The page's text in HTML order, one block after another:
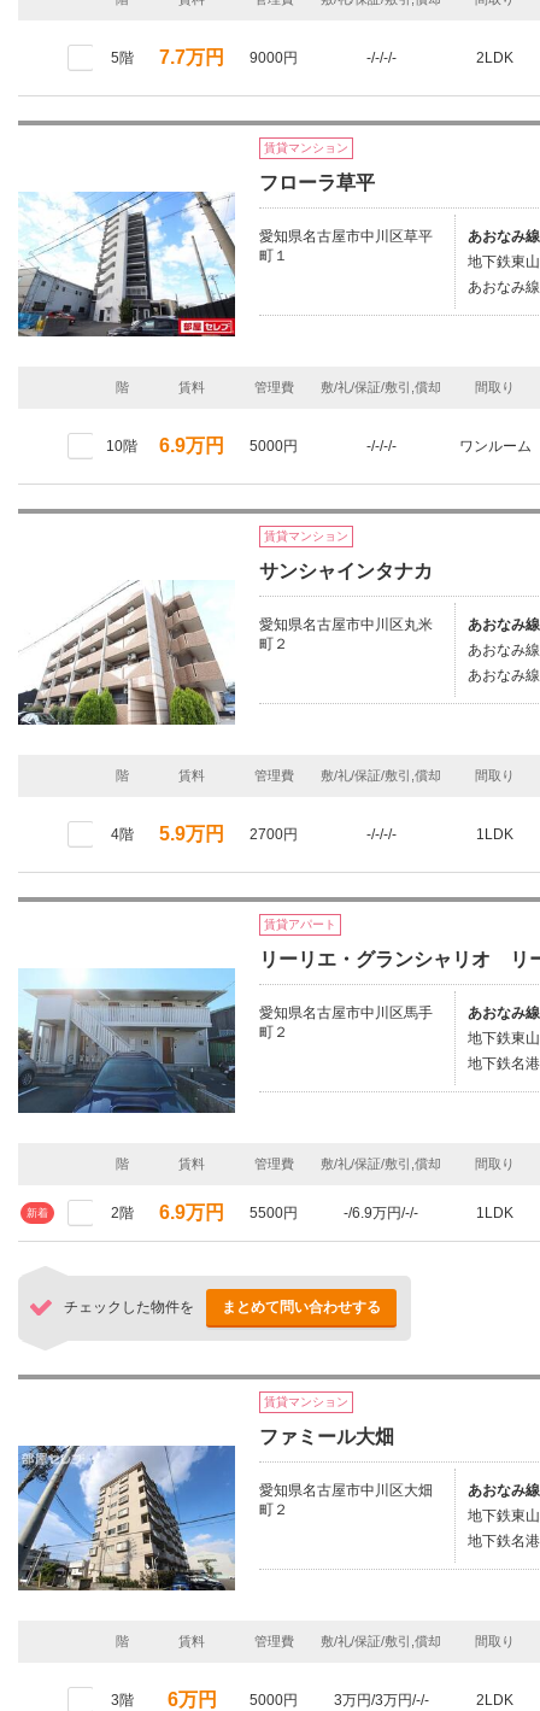
5階 7.7万円 9000円 -/-/-/- 2LDK
賃貸マンション
フローラ草平
愛知県名古屋市中川区草平
町１
あおなみ
地下鉄東
あおなみ
階 賃料 管理費 敷/礼/保証/敷引,償却 間取り
10階 6.9万円 5000円 -/-/-/- ワンルーム
賃貸マンション
サンシャインタナカ
愛知県名古屋市中川区丸米
町２
あおなみ
あおなみ
あおなみ
階 賃料 管理費 敷/礼/保証/敷引,償却 間取り
4階 5.9万円 2700円 -/-/-/- 1LDK
賃貸アパート
リーリエ・グランシャリオ リ
愛知県名古屋市中川区馬手
町２
あおなみ
地下鉄東
地下鉄名
階 賃料 管理費 敷/礼/保証/敷引,償却 間取り
新着 2階 6.9万円 5500円 -/6.9万円/-/- 1LDK
チェックした物件を まとめて問い合わせする
賃貸マンション
ファミール大畑
愛知県名古屋市中川区大畑
町２
あおなみ
地下鉄東
地下鉄名
階 賃料 管理費 敷/礼/保証/敷引,償却 間取り
3階 6万円 5000円 3万円/3万円/-/- 2LDK